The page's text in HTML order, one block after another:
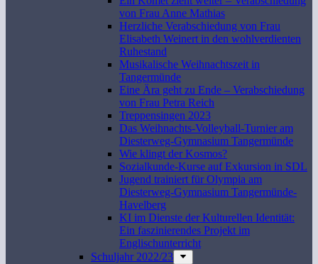
von Frau Anne Mathias
Herzliche Verabschiedung von Frau
Elisabeth Weinert in den wohlverdienten
Ruhestand
Musikalische Weihnachtszeit in
Tangermünde
Eine Ära geht zu Ende – Verabschiedung
von Frau Petra Reich
Treppensingen 2023
Das Weihnachts-Volleyball-Turnier am
Diesterweg-Gymnasium Tangermünde
Wie klingt der Kosmos?
Sozialkunde-Kurse auf Exkursion in SDL
Jugend trainiert für Olympia am
Diesterweg-Gymnasium Tangermünde-
Havelberg
KI im Dienste der Kulturellen Identität:
Ein faszinierendes Projekt im
Englischunterricht
Schuljahr 2022/23